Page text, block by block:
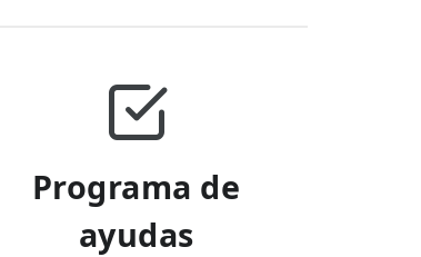
Programa de
ayudas